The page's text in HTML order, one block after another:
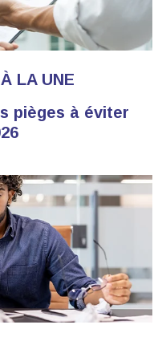
LA UNE
pièges à éviter